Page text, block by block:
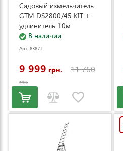
Садовый измельчитель
GTM DS2800/45 KIT +
удлинитель 10м
(DS2800/45_KIT+ext.cord)
В наличии
Арт: 83871
9 999 грн. 11 760
грн.